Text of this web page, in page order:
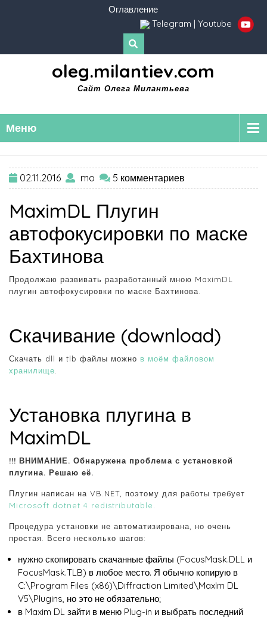
Оглавление
Telegram | Youtube
oleg.milantiev.com
Сайт Олега Милантьева
Меню
02.11.2016 mo 5 комментариев
MaximDL Плугин
автофокусировки по маске
Бахтинова
Продолжаю развивать разработанный мною MaximDL
плугин автофокусировки по маске Бахтинова.
Скачивание (download)
Скачать dll и tlb файлы можно в моём файловом
хранилище
Установка плугина в
MaximDL
!!! ВНИМАНИЕ. Обнаружена проблема с установкой
плугина. Решаю её.
Плугин написан на VB.NET, поэтому для работы требует
Microsoft dotnet 4 redistributable
Процедура установки не автоматизирована, но очень
простая. Всего несколько шагов:
нужно скопировать скачанные файлы (FocusMask.DLL и
FocusMask.TLB) в любое место. Я обычно копирую в
C:\Program Files (x86)\Diffraction Limited\MaxIm DL
V5\Plugins, но это не обязательно;
в Maxim DL зайти в меню Plug-in и выбрать последний